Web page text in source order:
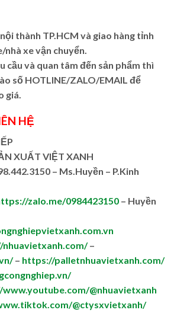
thành TP.HCM và giao hàng tỉnh
xe vận chuyển.
cầu và quan tâm đến sản phẩm thì
số HOTLINE/ZALO/EMAIL để
giá.
HỆ
XUẤT VIỆT XANH
– Ms.Huyền – P.Kinh
zalo.me/0984423150 – Huyền
–
– https://palletnhuavietxanh.com/
@nhuavietxanh
@ctysxvietxanh/